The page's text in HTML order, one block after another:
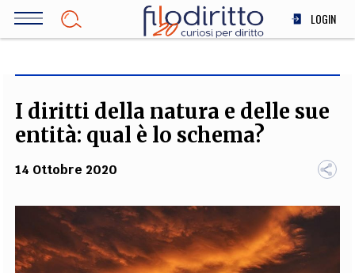
Salta
LOGIN
SOCIETÀ
MEDICINA
ALTRO
I diritti della natura e delle sue
entità: qual è lo schema?
14 Ottobre 2020